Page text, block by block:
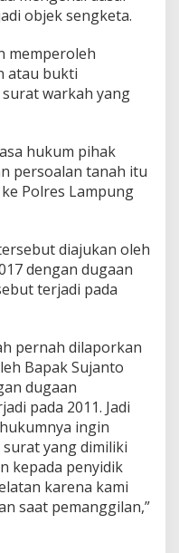
objek sengketa.
memperoleh
atau bukti
warkah yang
hukum pihak
persoalan tanah itu
Polres Lampung
diajukan oleh
dengan dugaan
terjadi pada
pernah dilaporkan
Bapak Sujanto
dugaan
pada 2011. Jadi
ingin
yang dimiliki
kepada penyidik
karena kami
saat pemanggilan,”